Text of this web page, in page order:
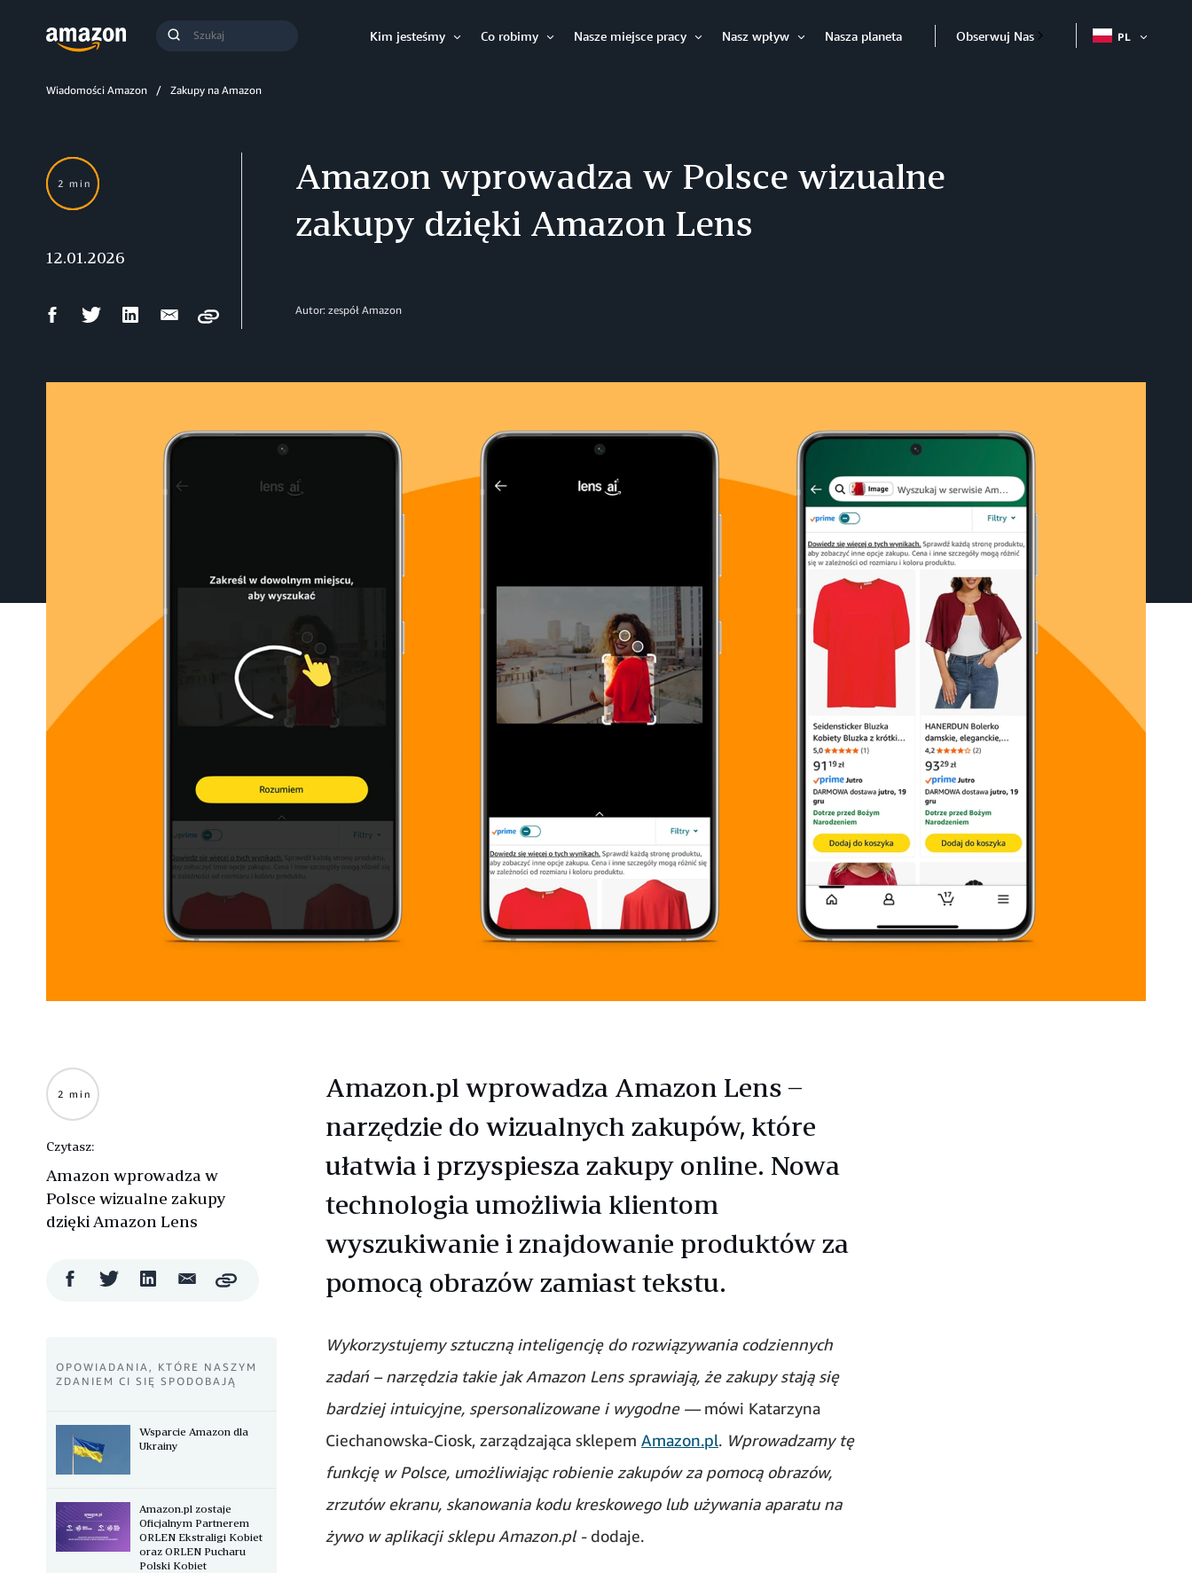
Szukaj
Kim jesteśmy
Co robimy
Nasze miejsce pracy
Nasz wpływ
Nasza planeta Obserwuj Nas PL
Wiadomości Amazon Zakupy na Amazon
Amazon wprowadza w Polsce wizualne
zakupy dzięki Amazon Lens
Autor: zespół Amazon
2 min
12.01.2026
UdostępnijUdostępnijUdostępnij
Wyślij
Copy
Amazon.pl wprowadza Amazon Lens –
narzędzie do wizualnych zakupów, które
ułatwia i przyspiesza zakupy online. Nowa
technologia umożliwia klientom
wyszukiwanie i znajdowanie produktów za
pomocą obrazów zamiast tekstu.
Wykorzystujemy sztuczną inteligencję do rozwiązywania codziennych
zadań – narzędzia takie jak Amazon Lens sprawiają, że zakupy stają się
bardziej intuicyjne, spersonalizowane i wygodne —mówi Katarzyna
Ciechanowska-Ciosk, zarządzająca sklepem Amazon.pl. Wprowadzamy tę
funkcję w Polsce, umożliwiając robienie zakupów za pomocą obrazów,
zrzutów ekranu, skanowania kodu kreskowego lub używania aparatu na
żywo w aplikacji sklepu Amazon.pl -dodaje.
2 min
Czytasz:
Amazon wprowadza w
Polsce wizualne zakupy
dzięki Amazon Lens
UdostępnijUdostępnijUdostępnij
Wyślij
mailemCopy
OPOWIADANIA, KTÓRE NASZYM
ZDANIEM CI SIĘ SPODOBAJĄ
Wsparcie Amazon dla
Ukrainy
Amazon.pl zostaje
Oficjalnym Partnerem
ORLEN Ekstraligi Kobiet
oraz ORLEN Pucharu
Polski Kobiet